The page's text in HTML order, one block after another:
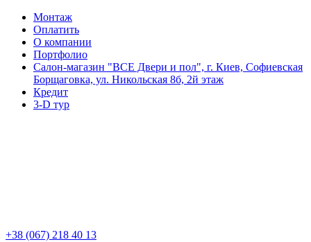
Монтаж
Оплатить
О компании
Портфолио
Салон-магазин "ВСЕ Двери и пол", г. Киев, Софиевская
Борщаговка, ул. Никольская 8б, 2й этаж
Кредит
3-D тур
+38 (067) 218 40 13